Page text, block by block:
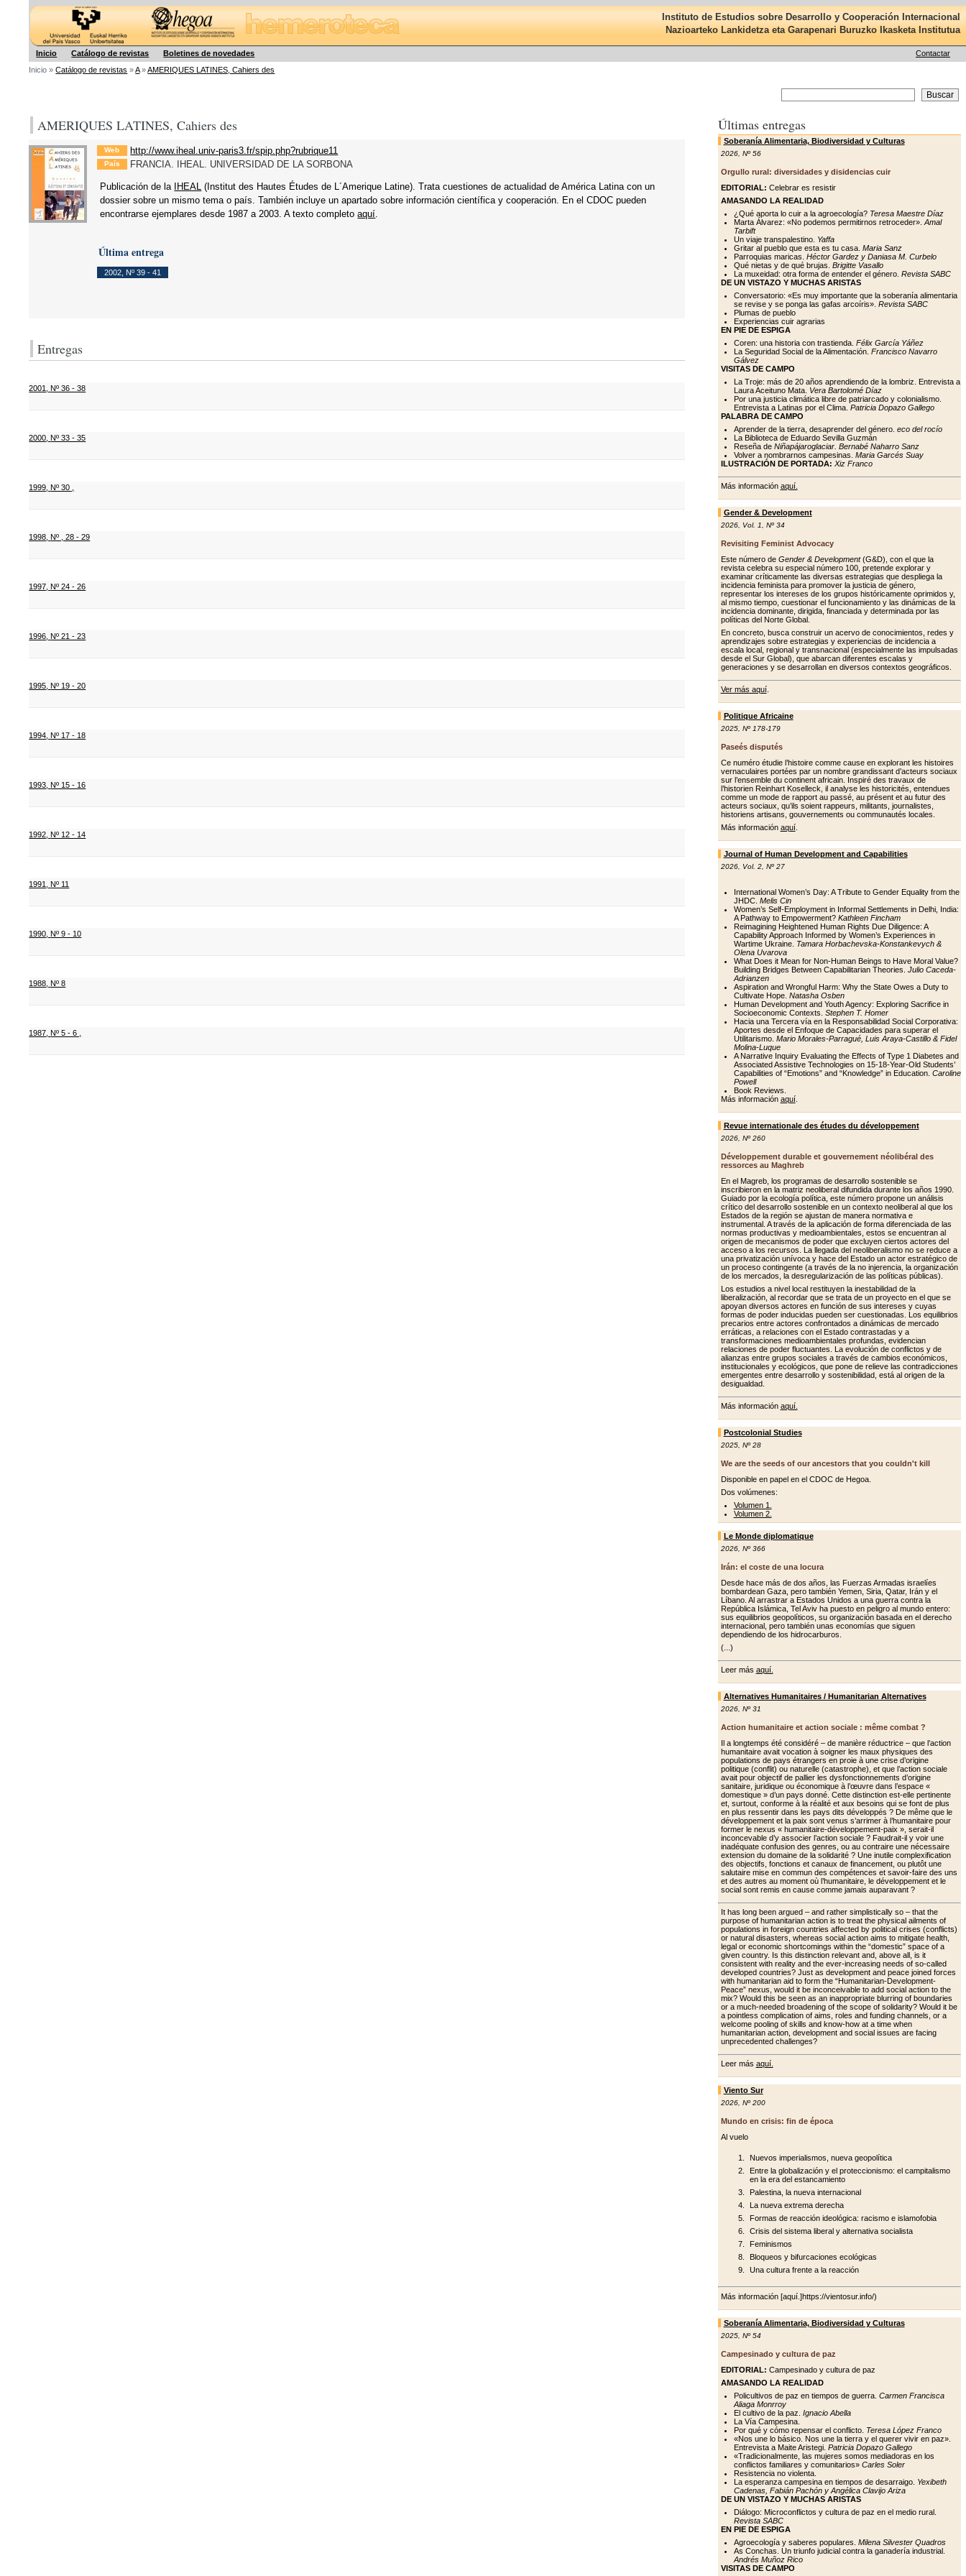
Instituto de Estudios sobre Desarrollo y Cooperación Internacional
Nazioarteko Lankidetza eta Garapenari Buruzko Ikasketa Institutua
Inicio Catálogo de revistas Boletines de novedades
Contactar
Inicio »Catálogo de revistas »A»AMERIQUES LATINES, Cahiers des
Últimas entregas
Soberanía Alimentaria, Biodiversidad y Culturas
2026, Nº 56
Orgullo rural: diversidades y disidencias cuir
EDITORIAL: Celebrar es resistir
AMASANDO LA REALIDAD
¿Qué aporta lo cuir a la agroecología? Teresa Maestre Díaz
Marta Álvarez: «No podemos permitirnos retroceder». Amal
Tarbift
Un viaje transpalestino. Yaffa
Gritar al pueblo que esta es tu casa. Maria Sanz
Parroquias maricas. Héctor Gardez y Daniasa M. Curbelo
Qué nietas y de qué brujas. Brigitte Vasallo
La muxeidad: otra forma de entender el género. Revista SABC
DE UN VISTAZO Y MUCHAS ARISTAS
Conversatorio: «Es muy importante que la soberanía alimentaria
se revise y se ponga las gafas arcoíris». Revista SABC
Plumas de pueblo
Experiencias cuir agrarias
EN PIE DE ESPIGA
Coren: una historia con trastienda. Félix García Yáñez
La Seguridad Social de la Alimentación. Francisco Navarro
Gálvez
VISITAS DE CAMPO
La Troje: más de 20 años aprendiendo de la lombriz. Entrevista a
Laura Aceituno Mata. Vera Bartolomé Díaz
Por una justicia climática libre de patriarcado y colonialismo.
Entrevista a Latinas por el Clima. Patricia Dopazo Gallego
PALABRA DE CAMPO
Aprender de la tierra, desaprender del género. eco del rocío
La Biblioteca de Eduardo Sevilla Guzmán
Reseña de Niñapájaroglaciar. Bernabé Naharro Sanz
Volver a nombrarnos campesinas. Maria Garcés Suay
ILUSTRACIÓN DE PORTADA: Xiz Franco
Más información aquí.
Gender & Development
2026, Vol. 1 Nº 34
Revisiting Feminist Advocacy
Este número de Gender & Development(G&D), con el que la
revista celebra su especial número 100, pretende explorar y
examinar críticamente las diversas estrategias que despliega la
incidencia feminista para promover la justicia de género,
representar los intereses de los grupos históricamente oprimidos y,
al mismo tiempo, cuestionar el funcionamiento y las dinámicas de la
incidencia dominante, dirigida, financiada y determinada por las
políticas del Norte Global.
En concreto, busca construir un acervo de conocimientos, redes y
aprendizajes sobre estrategias y experiencias de incidencia a
escala local, regional y transnacional (especialmente las impulsadas
desde el Sur Global), que abarcan diferentes escalas y
generaciones y se desarrollan en diversos contextos geográficos.
Ver más aquí.
Politique Africaine
2025, Nº 178-179
Paseés disputés
Ce numéro étudie l’histoire comme cause en explorant les histoires
vernaculaires portées par un nombre grandissant d’acteurs sociaux
sur l’ensemble du continent africain. Inspiré des travaux de
l’historien Reinhart Koselleck, il analyse les historicités, entendues
comme un mode de rapport au passé, au présent et au futur des
acteurs sociaux, qu’ils soient rappeurs, militants, journalistes,
historiens artisans, gouvernements ou communautés locales.
Más información aquí.
Journal of Human Development and Capabilities
2026, Vol. 2, Nº 27
International Women’s Day: A Tribute to Gender Equality from the
JHDC. Melis Cin
Women’s Self-Employment in Informal Settlements in Delhi, India:
A Pathway to Empowerment? Kathleen Fincham
Reimagining Heightened Human Rights Due Diligence: A
Capability Approach Informed by Women’s Experiences in
Wartime Ukraine. Tamara Horbachevska-Konstankevych &
Olena Uvarova
What Does it Mean for Non-Human Beings to Have Moral Value?
Building Bridges Between Capabilitarian Theories. Julio Caceda-
Adrianzen
Aspiration and Wrongful Harm: Why the State Owes a Duty to
Cultivate Hope. Natasha Osben
Human Development and Youth Agency: Exploring Sacrifice in
Socioeconomic Contexts. Stephen T. Homer
Hacia una Tercera vía en la Responsabilidad Social Corporativa:
Aportes desde el Enfoque de Capacidades para superar el
Utilitarismo. Mario Morales-Parragué, Luis Araya-Castillo & Fidel
Molina-Luque
A Narrative Inquiry Evaluating the Effects of Type 1 Diabetes and
Associated Assistive Technologies on 15-18-Year-Old Students’
Capabilities of “Emotions” and “Knowledge” in Education. Caroline
Powell
Book Reviews.
Más información aquí.
Revue internationale des études du développement
2026, Nº 260
Développement durable et gouvernement néolibéral des
ressorces au Maghreb
En el Magreb, los programas de desarrollo sostenible se
inscribieron en la matriz neoliberal difundida durante los años 1990.
Guiado por la ecología política, este número propone un análisis
crítico del desarrollo sostenible en un contexto neoliberal al que los
Estados de la región se ajustan de manera normativa e
instrumental. A través de la aplicación de forma diferenciada de las
normas productivas y medioambientales, estos se encuentran al
origen de mecanismos de poder que excluyen ciertos actores del
acceso a los recursos. La llegada del neoliberalismo no se reduce a
una privatización unívoca y hace del Estado un actor estratégico de
un proceso contingente (a través de la no injerencia, la organización
de los mercados, la desregularización de las políticas públicas).
Los estudios a nivel local restituyen la inestabilidad de la
liberalización, al recordar que se trata de un proyecto en el que se
apoyan diversos actores en función de sus intereses y cuyas
formas de poder inducidas pueden ser cuestionadas. Los equilibrios
precarios entre actores confrontados a dinámicas de mercado
erráticas, a relaciones con el Estado contrastadas y a
transformaciones medioambientales profundas, evidencian
relaciones de poder fluctuantes. La evolución de conflictos y de
alianzas entre grupos sociales a través de cambios económicos,
institucionales y ecológicos, que pone de relieve las contradicciones
emergentes entre desarrollo y sostenibilidad, está al origen de la
desigualdad.
Más información aquí.
Postcolonial Studies
2025, Nº 28
We are the seeds of our ancestors that you couldn't kill
Disponible en papel en el CDOC de Hegoa.
Dos volúmenes:
Volumen 1.
Volumen 2.
Le Monde diplomatique
2026, Nº 366
Irán: el coste de una locura
Desde hace más de dos años, las Fuerzas Armadas israelíes
bombardean Gaza, pero también Yemen, Siria, Qatar, Irán y el
Líbano. Al arrastrar a Estados Unidos a una guerra contra la
República Islámica, Tel Aviv ha puesto en peligro al mundo entero:
sus equilibrios geopolíticos, su organización basada en el derecho
internacional, pero también unas economías que siguen
dependiendo de los hidrocarburos.
(...)
Leer más aquí.
Alternatives Humanitaires / Humanitarian Alternatives
2026, Nº 31
Action humanitaire et action sociale : même combat ?
Il a longtemps été considéré – de manière réductrice – que l’action
humanitaire avait vocation à soigner les maux physiques des
populations de pays étrangers en proie à une crise d’origine
politique (conflit) ou naturelle (catastrophe), et que l’action sociale
avait pour objectif de pallier les dys­fonctionnements d’origine
sanitaire, juridique ou économique à l’œuvre dans l’espace «
domestique » d’un pays donné. Cette distinction est-elle pertinente
et, surtout, conforme à la réalité et aux besoins qui se font de plus
en plus ressentir dans les pays dits développés ? De même que le
dévelop­pement et la paix sont venus s’arrimer à l’humanitaire pour
former le nexus « humanitaire-développement-paix », serait-il
inconcevable d’y associer l’ac­tion sociale ? Faudrait-il y voir une
ina­déquate confusion des genres, ou au contraire une nécessaire
extension du domaine de la solidarité ? Une inutile complexification
des objectifs, fonc­tions et canaux de financement, ou plu­tôt une
salutaire mise en commun des compétences et savoir-faire des uns
et des autres au moment où l’humanitaire, le développement et le
social sont remis en cause comme jamais auparavant ?
It has long been argued – and rather simplistically so – that the
purpose of humanitarian action is to treat the physical ailments of
populations in foreign countries affected by political crises (conflicts)
or natural disasters, whereas social action aims to mitigate health,
legal or economic shortcomings within the “domestic” space of a
giv­en country. Is this distinction relevant and, above all, is it
consistent with re­ality and the ever-increasing needs of so-called
developed countries? Just as development and peace joined forc­es
with humanitarian aid to form the “Humanitarian-Development-
Peace” nexus, would it be inconceivable to add social action to the
mix? Would this be seen as an inappropriate blurring of boundaries
or a much-needed broad­ening of the scope of solidarity? Would it be
a pointless complication of aims, roles and funding channels, or a
wel­come pooling of skills and know-how at a time when
humanitarian action, de­velopment and social issues are facing
unprecedented challenges?
Leer más aquí.
Viento Sur
2026, Nº 200
Mundo en crisis: fin de época
Al vuelo
Nuevos imperialismos, nueva geopolítica
Entre la globalización y el proteccionismo: el campitalismo
en la era del estancamiento
Palestina, la nueva internacional
La nueva extrema derecha
Formas de reacción ideológica: racismo e islamofobia
Crisis del sistema liberal y alternativa socialista
Feminismos
Bloqueos y bifurcaciones ecológicas
Una cultura frente a la reacción
Más información [aquí.]https://vientosur.info/)
Soberanía Alimentaria, Biodiversidad y Culturas
2025, Nº 54
Campesinado y cultura de paz
EDITORIAL: Campesinado y cultura de paz
AMASANDO LA REALIDAD
Policultivos de paz en tiempos de guerra. Carmen Francisca
Aliaga Monrroy
El cultivo de la paz. Ignacio Abella
La Vía Campesina.
Por qué y cómo repensar el conflicto. Teresa López Franco
«Nos une lo básico. Nos une la tierra y el querer vivir en paz».
Entrevista a Maite Aristegi. Patricia Dopazo Gallego
«Tradicionalmente, las mujeres somos mediadoras en los
conflictos familiares y comunitarios» Carles Soler
Resistencia no violenta.
La esperanza campesina en tiempos de desarraigo. Yexibeth
Cadenas, Fabián Pachón y Angélica Clavijo Ariza
DE UN VISTAZO Y MUCHAS ARISTAS
Diálogo: Microconflictos y cultura de paz en el medio rural.
Revista SABC
EN PIE DE ESPIGA
Agroecología y saberes populares. Milena Silvester Quadros
As Conchas. Un triunfo judicial contra la ganadería industrial.
Andrés Muñoz Rico
VISITAS DE CAMPO
AMERIQUES LATINES, Cahiers des
Web http://www.iheal.univ-paris3.fr/spip.php?rubrique11
País FRANCIA. IHEAL. UNIVERSIDAD DE LA SORBONA
Publicación de la IHEAL (Institut des Hautes Études de L´Amerique Latine). Trata cuestiones de actualidad de América Latina con un
dossier sobre un mismo tema o país. También incluye un apartado sobre información científica y cooperación. En el CDOC pueden
encontrarse ejemplares desde 1987 a 2003. A texto completoaquí.
Última entrega
2002 Nº 39 - 41
Entregas
2001 ,Nº 36 - 38
2000 ,Nº 33 - 35
1999 ,Nº 30 ,
1998 ,Nº , 28 - 29
1997 ,Nº 24 - 26
1996 ,Nº 21 - 23
1995 ,Nº 19 - 20
1994 ,Nº 17 - 18
1993 ,Nº 15 - 16
1992 ,Nº 12 - 14
1991 ,Nº 11
1990 ,Nº 9 - 10
1988 ,Nº 8
1987 ,Nº 5 - 6 ,